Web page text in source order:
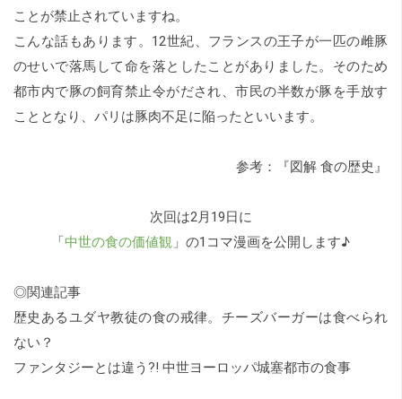
ことが禁止されていますね。
こんな話もあります。12世紀、フランスの王子が一匹の雌豚
のせいで落馬して命を落としたことがありました。そのため
都市内で豚の飼育禁止令がだされ、市民の半数が豚を手放す
こととなり、パリは豚肉不足に陥ったといいます。
参考：『図解 食の歴史』
次回は2月19日に
「中世の食の価値観 」の1コマ漫画を公開します♪
◎関連記事
歴史あるユダヤ教徒の食の戒律。チーズバーガーは食べられ
ない？
ファンタジーとは違う?! 中世ヨーロッパ城塞都市の食事